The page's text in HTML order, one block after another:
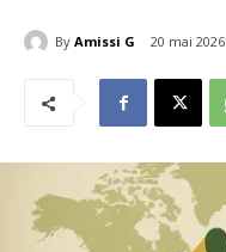
By Amissi G 20 mai 2026